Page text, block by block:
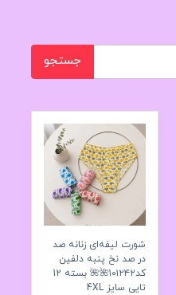
جستجو
شورت لیفه‌ای زنانه صد
در صد نخ پنبه دلفین
کد۱۰۱۲۴۲🌺🌺 بسته 12
تایی سایز 4XL